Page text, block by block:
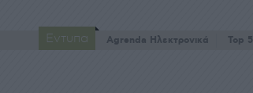
Έντυπα Agrenda Ηλεκτρονικά Top